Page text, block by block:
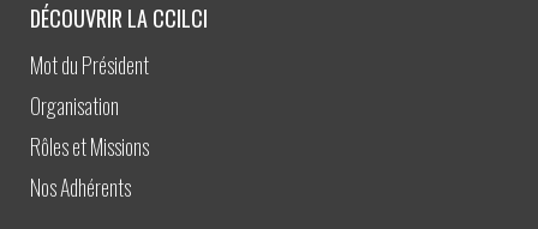
DÉCOUVRIR LA CCILCI
Mot du Président
Organisation
Rôles et Missions
Nos Adhérents